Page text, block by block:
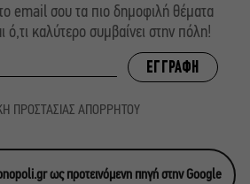
email σου τα πιο δημοφιλή θέματα
καλύτερο συμβαίνει στην πόλη!
ΠΡΟΣΤΑΣΙΑΣ ΑΠΟΡΡΗΤΟΥ
ως προτεινόμενη πηγή στην Google